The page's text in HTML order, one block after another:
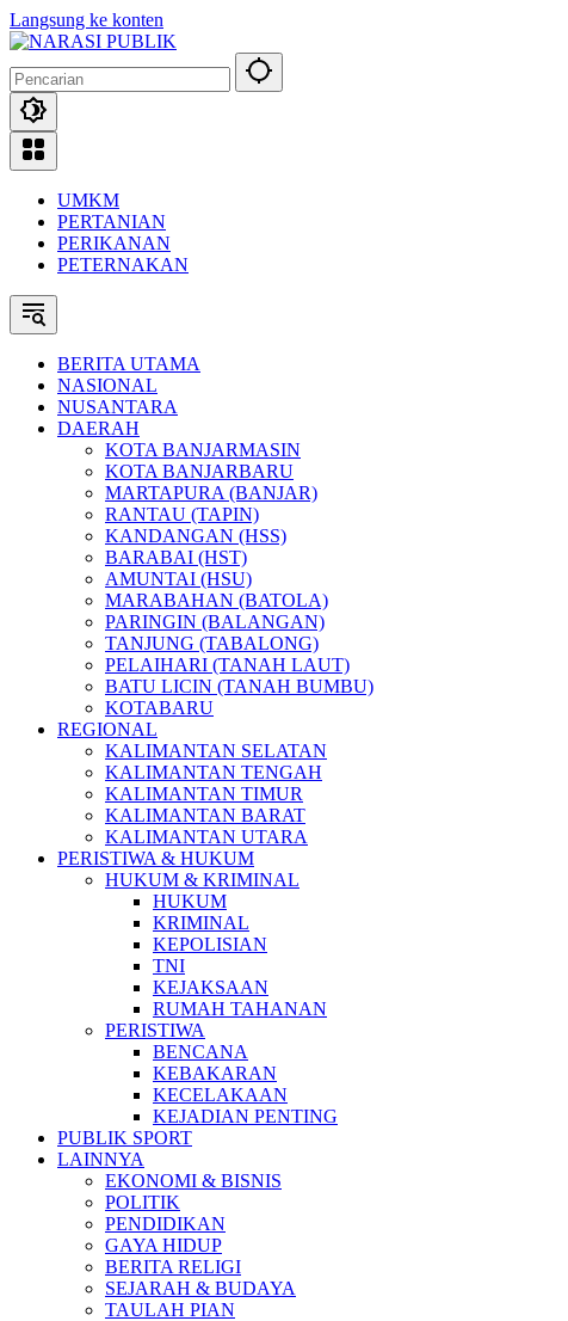
Langsung ke konten
UMKM
PERTANIAN
PERIKANAN
PETERNAKAN
BERITA UTAMA
NASIONAL
NUSANTARA
DAERAH
KOTA BANJARMASIN
KOTA BANJARBARU
MARTAPURA (BANJAR)
RANTAU (TAPIN)
KANDANGAN (HSS)
BARABAI (HST)
AMUNTAI (HSU)
MARABAHAN (BATOLA)
PARINGIN (BALANGAN)
TANJUNG (TABALONG)
PELAIHARI (TANAH LAUT)
BATU LICIN (TANAH BUMBU)
KOTABARU
REGIONAL
KALIMANTAN SELATAN
KALIMANTAN TENGAH
KALIMANTAN TIMUR
KALIMANTAN BARAT
KALIMANTAN UTARA
PERISTIWA & HUKUM
HUKUM & KRIMINAL
HUKUM
KRIMINAL
KEPOLISIAN
TNI
KEJAKSAAN
RUMAH TAHANAN
PERISTIWA
BENCANA
KEBAKARAN
KECELAKAAN
KEJADIAN PENTING
PUBLIK SPORT
LAINNYA
EKONOMI & BISNIS
POLITIK
PENDIDIKAN
GAYA HIDUP
BERITA RELIGI
SEJARAH & BUDAYA
TAULAH PIAN